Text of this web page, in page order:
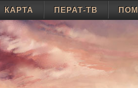
КАРТА ПЕРАТ-ТВ